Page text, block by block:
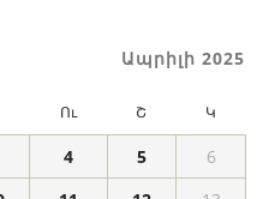
Ապրիլի 2025
Ու Շ Կ
4 5
6